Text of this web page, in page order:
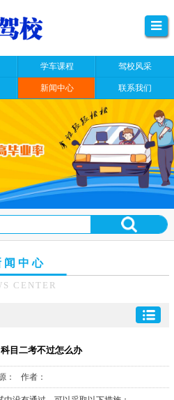
学车课程 驾校风采
新闻中心 联系我们
闻中心
CENTER
目二考不过怎么办
： 作者：